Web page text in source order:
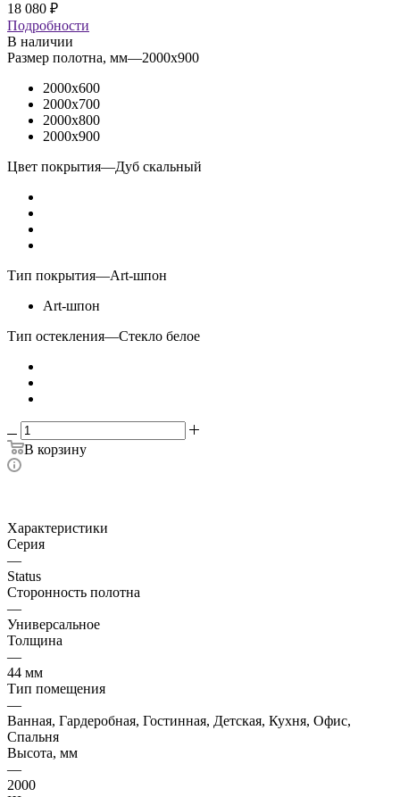
18 080 ₽
Подробности
В наличии
Размер полотна, мм—2000x900
2000x600
2000x700
2000x800
2000x900
Цвет покрытия—Дуб скальный
Тип покрытия—Art-шпон
Art-шпон
Тип остекления—Стекло белое
В корзину
Характеристики
Серия
—
Status
Сторонность полотна
—
Универсальное
Толщина
—
44 мм
Тип помещения
—
Ванная, Гардеробная, Гостинная, Детская, Кухня, Офис,
Спальня
Высота, мм
—
2000